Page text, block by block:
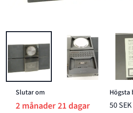
BILD 1 AV STEREO, BEOSOUND
BILD 2 AV
Slutar om
2 månader 21 dagar
Högsta
50 SEK